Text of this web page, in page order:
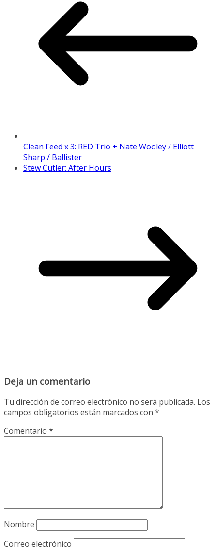
Clean Feed x 3: RED Trio + Nate Wooley / Elliott
Sharp / Ballister
Stew Cutler: After Hours
Deja un comentario
Tu dirección de correo electrónico no será publicada. Los
campos obligatorios están marcados con *
Comentario *
Nombre
Correo electrónico